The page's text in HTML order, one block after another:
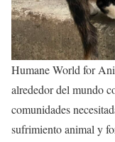
Humane World for
alrededor del mundo
comunidades
sufrimiento animal y